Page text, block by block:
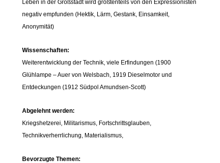
Leben in der Großstadt wird größtenteils von den Expressionisten
negativ empfunden (Hektik, Lärm, Gestank, Einsamkeit,
Anonymität)
Wissenschaften:
Weiterentwicklung der Technik, viele Erfindungen (1900
Glühlampe – Auer von Welsbach, 1919 Dieselmotor und
Entdeckungen (1912 Südpol Amundsen-Scott)
Abgelehnt werden:
Kriegshetzerei, Militarismus, Fortschrittsglauben,
Technikverherrlichung, Materialismus,
Bevorzugte Themen: